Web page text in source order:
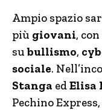
Ampio spazio
più giovani,
subullismo,
sociale.
Stanga edElisa
Pechino